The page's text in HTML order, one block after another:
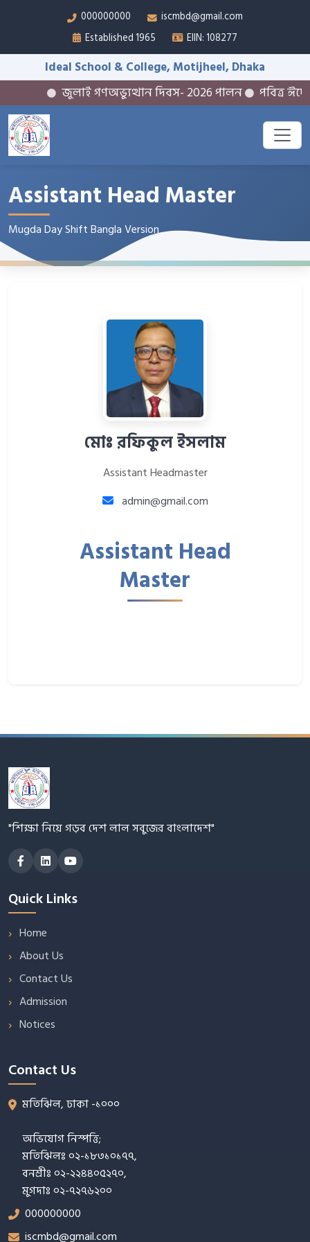
000000000
iscmbd@gmail.com
Established 1965
EIIN: 108277
Ideal School & College, Motijheel, Dhaka
জুলাই গণঅভ্যুত্থান দিবস- 2026 পালন পবিত্র ঈদে
Assistant Head Master
Mugda Day Shift Bangla Version
মোঃ রফিকুল ইসলাম
Assistant Headmaster
admin@gmail.com
Assistant Head
Master
"শিক্ষা নিয়ে গড়ব দেশ লাল সবুজের বাংলাদেশ"
Quick Links
Home
About Us
Contact Us
Admission
Notices
Contact Us
মতিঝিল, ঢাকা -১০০০
অভিযোগ নিস্পত্তি;
মতিঝিলঃ ০২-১৮৩১০১৭৭,
বনশ্রীঃ ০২-২২৪৪০৫২৭০,
মুগদাঃ ০২-৭২৭৬২০০
000000000
iscmbd@gmail.com